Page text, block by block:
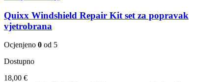
Quixx Windshield Repair Kit set za popravak
vjetrobrana
Ocjenjeno 0 od 5
Dostupno
18,00 €